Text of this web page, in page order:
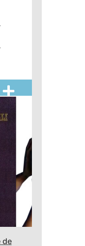
l’admnistration à